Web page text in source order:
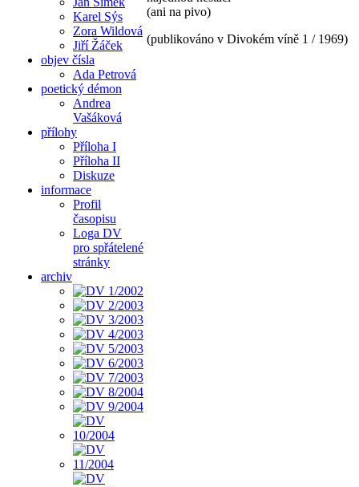
Karel Sýs
Zora Wildová
Jiří Žáček
objev čísla
Ada Petrová
poetický démon
Andrea
Vašáková
přílohy
Příloha I
Příloha II
Diskuze
informace
Profil
časopisu
Loga DV
pro spřátelené
stránky
archiv
(ani na pivo)
(publikováno v Divokém víně 1 / 1969)